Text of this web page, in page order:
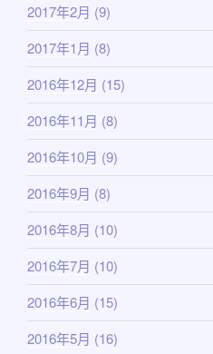
2017年2月 (9)
2017年1月 (8)
2016年12月 (15)
2016年11月 (8)
2016年10月 (9)
2016年9月 (8)
2016年8月 (10)
2016年7月 (10)
2016年6月 (15)
2016年5月 (16)